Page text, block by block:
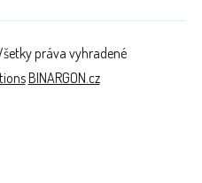
práva vyhradené
BINARGON.cz